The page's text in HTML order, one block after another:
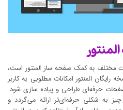
مختلف به کمک صفحه ساز المنتور است،
رایگان المنتور امکانات مطلوبی به کاربر
حرفه‌ای طراحی و پیاده سازی شود.
چیز به شکلی حرفه‌ای‌تر ارائه می‌گردد و